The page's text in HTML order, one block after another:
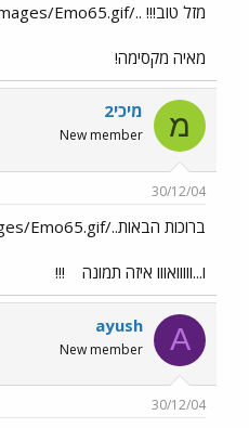
מזל טוב!!! ../images/Emo65.gif וברוכה הבאה!
מאיה מקסימה!
מ מיכי2
New member
30/12/04
ברוכות הבאות../images/Emo65.gif
ו...ווווואווו איזה תמונה !!!
A
ayush
New member
30/12/04